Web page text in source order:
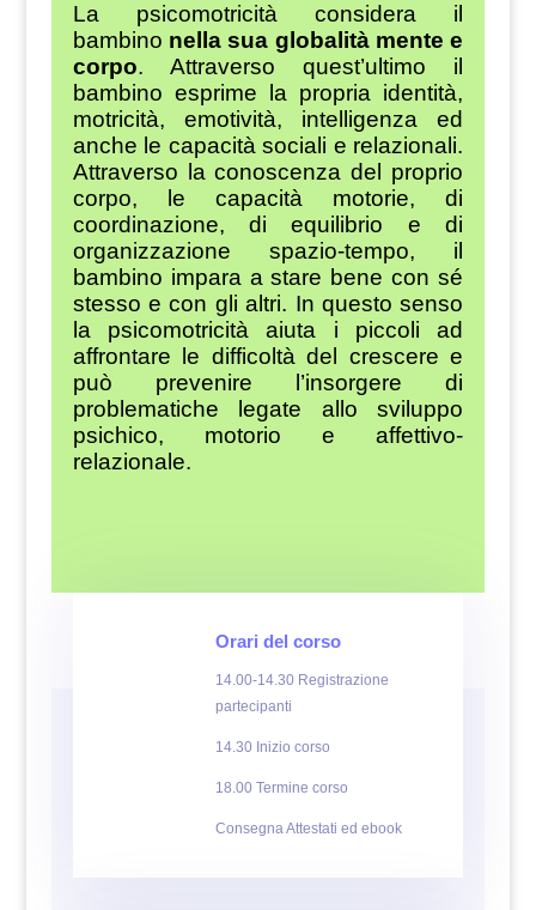
La psicomotricità considera il
bambino nella sua globalità mente e
corpo. Attraverso quest’ultimo il
bambino esprime la propria identità,
motricità, emotività, intelligenza ed
anche le capacità sociali e relazionali.
Attraverso la conoscenza del proprio
corpo, le capacità motorie, di
coordinazione, di equilibrio e di
organizzazione spazio-tempo, il
bambino impara a stare bene con sé
stesso e con gli altri. In questo senso
la psicomotricità aiuta i piccoli ad
affrontare le difficoltà del crescere e
può prevenire l’insorgere di
problematiche legate allo sviluppo
psichico, motorio e affettivo-
relazionale.
Orari del corso
14.00-14.30 Registrazione
partecipanti
14.30 Inizio corso
18.00 Termine corso
Consegna Attestati ed ebook